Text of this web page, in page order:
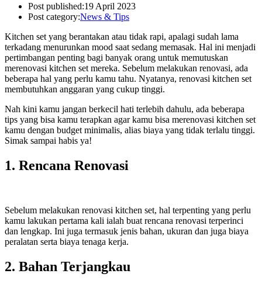
Post published:19 April 2023
Post category:News & Tips
Kitchen set yang berantakan atau tidak rapi, apalagi sudah lama
terkadang menurunkan mood saat sedang memasak. Hal ini menjadi
pertimbangan penting bagi banyak orang untuk memutuskan
merenovasi kitchen set mereka. Sebelum melakukan renovasi, ada
beberapa hal yang perlu kamu tahu. Nyatanya, renovasi kitchen set
membutuhkan anggaran yang cukup tinggi.
Nah kini kamu jangan berkecil hati terlebih dahulu, ada beberapa
tips yang bisa kamu terapkan agar kamu bisa merenovasi kitchen set
kamu dengan budget minimalis, alias biaya yang tidak terlalu tinggi.
Simak sampai habis ya!
1. Rencana Renovasi
Sebelum melakukan renovasi kitchen set, hal terpenting yang perlu
kamu lakukan pertama kali ialah buat rencana renovasi terperinci
dan lengkap. Ini juga termasuk jenis bahan, ukuran dan juga biaya
peralatan serta biaya tenaga kerja.
2. Bahan Terjangkau